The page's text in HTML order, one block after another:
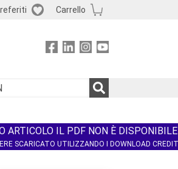
Carrello
ARTICOLO IL PDF NON È DISPONIBILE
SCARICATO UTILIZZANDO I DOWNLOAD CREDIT